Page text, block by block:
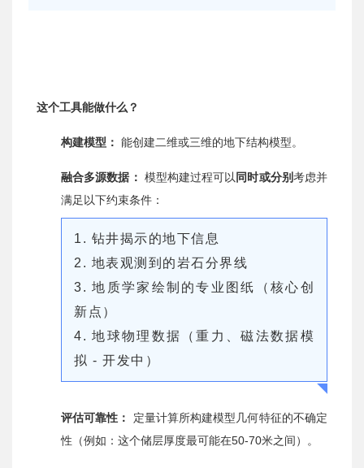
这个工具能做什么？
构建模型： 能创建二维或三维的地下结构模型。
融合多源数据： 模型构建过程可以同时或分别考虑并
满足以下约束条件：
1. 钻井揭示的地下信息
2. 地表观测到的岩石分界线
3. 地质学家绘制的专业图纸（核心创
新点）
4. 地球物理数据（重力、磁法数据模
拟 - 开发中）
评估可靠性：
定量计算所构建模型几何特征的不确定
性（例如：这个储层厚度最可能在50-70米之间）。